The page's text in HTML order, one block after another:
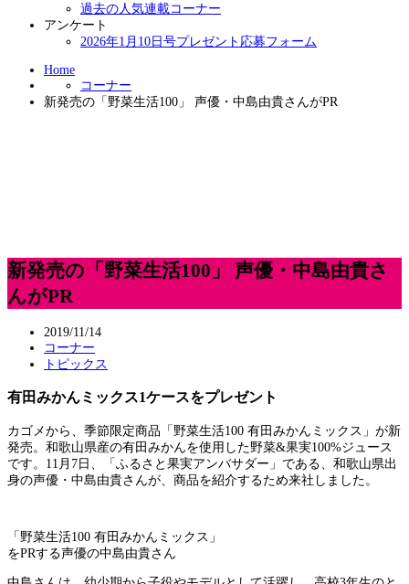
過去の人気連載コーナー
アンケート
2026年1月10日号プレゼント応募フォーム
Home
コーナー
新発売の「野菜生活100」 声優・中島由貴さんがPR
新発売の「野菜生活100」 声優・中島由貴さ
んがPR
2019/11/14
コーナー
トピックス
有田みかんミックス1ケースをプレゼント
カゴメから、季節限定商品「野菜生活100 有田みかんミックス」が新
発売。和歌山県産の有田みかんを使用した野菜&果実100%ジュース
です。11月7日、「ふるさと果実アンバサダー」である、和歌山県出
身の声優・中島由貴さんが、商品を紹介するため来社しました。
「野菜生活100 有田みかんミックス」
をPRする声優の中島由貴さん